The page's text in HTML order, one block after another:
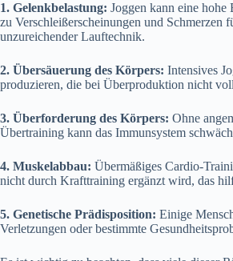
1. Gelenkbelastung: Joggen kann eine
zu Verschleißerscheinungen und Schmerzen
unzureichender Lauftechnik.
2. Übersäuerung des Körpers: Intensives
produzieren, die bei Überproduktion nicht
3. Überforderung des Körpers: Ohne
Übertraining kann das Immunsystem
4. Muskelabbau: Übermäßiges Cardio-
nicht durch Krafttraining ergänzt wird, das
5. Genetische Prädisposition: Einige
Verletzungen oder bestimmte